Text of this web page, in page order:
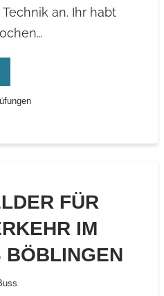
an. Ihr habt
FÜR
IM
BÖBLINGEN